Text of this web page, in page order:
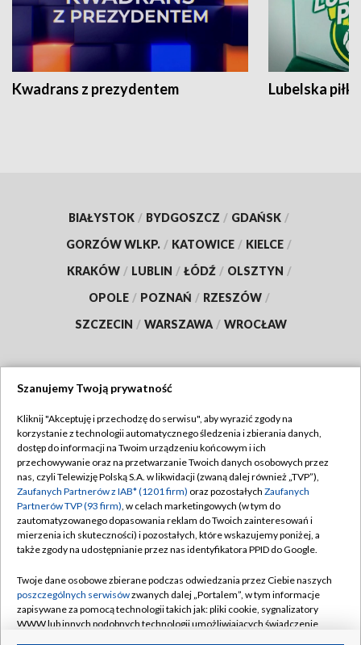
Kwadrans z prezydentem Lubelska piłka
BIAŁYSTOK / BYDGOSZCZ / GDAŃSK /
GORZÓW WLKP. / KATOWICE / KIELCE /
KRAKÓW / LUBLIN / ŁÓDŹ / OLSZTYN /
OPOLE / POZNAŃ / RZESZÓW /
SZCZECIN / WARSZAWA / WROCŁAW
TVP
Abonament TVP
Emisja w TVP
Centrum informacji TVP
Naziemna Telewizja Cyfrowa
Rada Programowa
System NOS
Regulamin TVP
Polityka prywatności
Moje zgody
Pomoc
Kontakt
Szanujemy Twoją prywatność
Kliknij "Akceptuję i przechodzę do serwisu", aby wyrazić zgody na
korzystanie z technologii automatycznego śledzenia i zbierania danych,
dostęp do informacji na Twoim urządzeniu końcowym i ich
przechowywanie oraz na przetwarzanie Twoich danych osobowych przez
nas, czyli Telewizję Polską S.A. w likwidacji (zwaną dalej również „TVP”),
Zaufanych Partnerów z IAB* (1201 firm) oraz pozostałych Zaufanych
Partnerów TVP (93 firm), w celach marketingowych (w tym do
zautomatyzowanego dopasowania reklam do Twoich zainteresowań i
mierzenia ich skuteczności) i pozostałych, które wskazujemy poniżej, a
także zgody na udostępnianie przez nas identyfikatora PPID do Google.
Twoje dane osobowe zbierane podczas odwiedzania przez Ciebie naszych
poszczególnych serwisówzwanych dalej „Portalem”, w tym informacje
zapisywane za pomocą technologii takich jak: pliki cookie, sygnalizatory
WWW lub innych podobnych technologii umożliwiających świadczenie